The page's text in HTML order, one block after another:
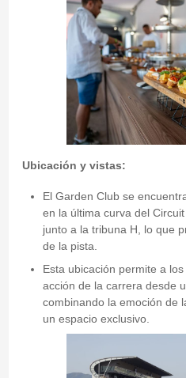
Ubicación y vistas:
El Garden Club se
en la última curva del
junto a la tribuna H, lo que
de la pista.
Esta ubicación permite a
acción de la carrera desde
combinando la emoción de
un espacio exclusivo.